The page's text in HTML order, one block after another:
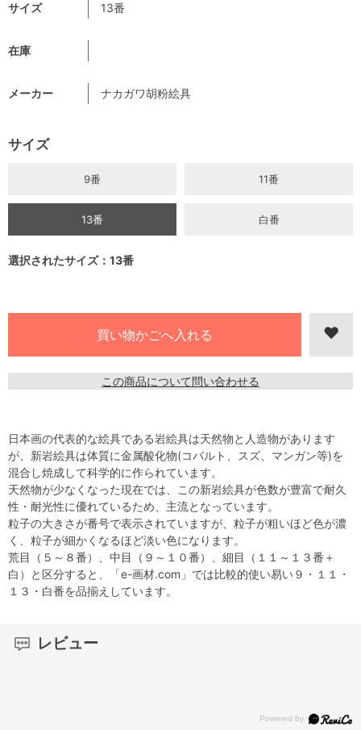
サイズ 13番
在庫
メーカー ナカガワ胡粉絵具
サイズ
9番 11番
13番 白番
選択されたサイズ：13番
この商品について問い合わせる
日本画の代表的な絵具である岩絵具は天然物と人造物があります
が、新岩絵具は体質に金属酸化物(コバルト、スズ、マンガン等)を
混合し焼成して科学的に作られています。
天然物が少なくなった現在では、この新岩絵具が色数が豊富で耐久
性・耐光性に優れているため、主流となっています。
粒子の大きさが番号で表示されていますが、粒子が粗いほど色が濃
く、粒子が細かくなるほど淡い色になります。
荒目（５～８番）、中目（９～１０番）、細目（１１～１３番＋
白）と区分すると、「e-画材.com」では比較的使い易い９・１１・
１３・白番を品揃えしています。
レビュー